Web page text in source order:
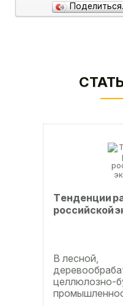
Тeндeнции
poccийcкoй
В лесной,
целлюлозно-